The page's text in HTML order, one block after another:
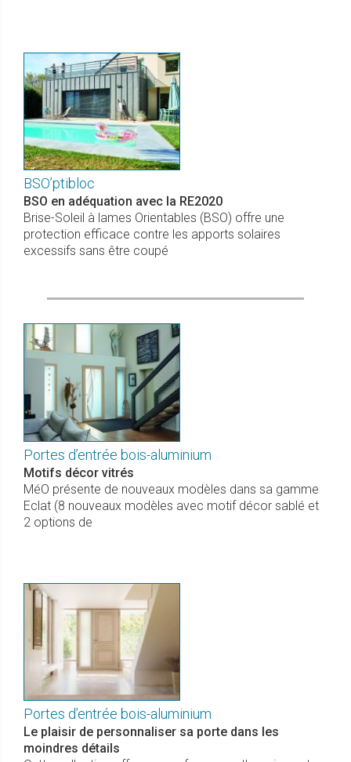
BSO’ptibloc
BSO en adéquation avec la RE2020
Brise-Soleil à lames Orientables (BSO) offre une
protection efficace contre les apports solaires
excessifs sans être coupé
Portes d’entrée bois-aluminium
Motifs décor vitrés
MéO présente de nouveaux modèles dans sa gamme
Eclat (8 nouveaux modèles avec motif décor sablé et
2 options de
Portes d’entrée bois-aluminium
Le plaisir de personnaliser sa porte dans les
moindres détails